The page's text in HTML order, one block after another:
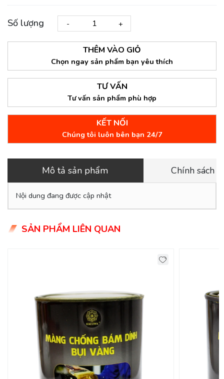
Số lượng - +
THÊM VÀO GIỎ
Chọn ngay sản phẩm bạn yêu thích
TƯ VẤN
Tư vấn sản phẩm phù hợp
KẾT NỐI
Chúng tôi luôn bên bạn 24/7
Mô tả sản phẩm Chính sách
Nội dung đang được cập nhật
SẢN PHẨM LIÊN QUAN